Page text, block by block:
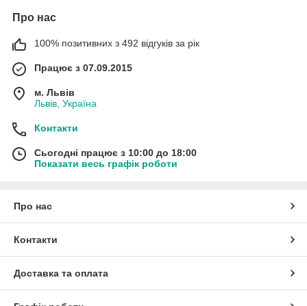
Про нас
100% позитивних з 492 відгуків за рік
Працює з 07.09.2015
м. Львів
Львів, Україна
Контакти
Сьогодні працює з 10:00 до 18:00
Показати весь графік роботи
Про нас
Контакти
Доставка та оплата